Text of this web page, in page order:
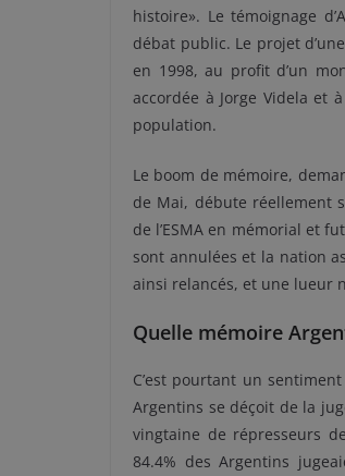
histoire». Le témoignage
débat public. Le projet
en 1998, au profit d’un
accordée à Jorge Videla et
population.
Le boom de mémoire,
de Mai, débute réellement
de l’ESMA en mémorial et
sont annulées et la nation
ainsi relancés, et une lueur
Quelle mémoire
C’est pourtant un
Argentins se déçoit de la
vingtaine de répresseurs
84.4% des Argentins